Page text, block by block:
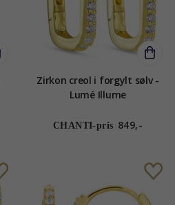
Zirkon creol i forgylt sølv -
Lumé Illume
CHANTI-pris 849,-